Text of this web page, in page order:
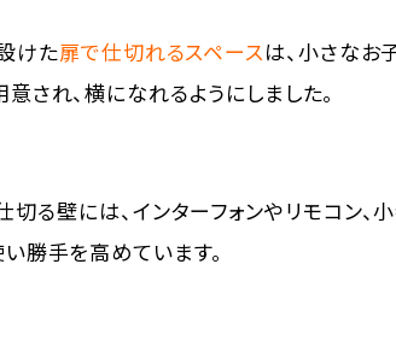
けた扉で仕切れるスペースは、小さなお
され、横になれるようにしました。
切る壁には、インターフォンやリモコン、
い勝手を高めています。